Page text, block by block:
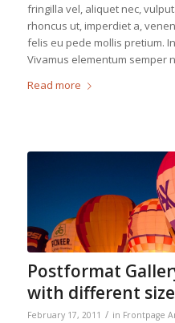
fringilla vel, aliquet nec,
rhoncus ut, imperdiet a,
felis eu pede mollis pretium.
Vivamus elementum semper
Read more
Postformat
with different
February 17, 2011 / in Frontpage